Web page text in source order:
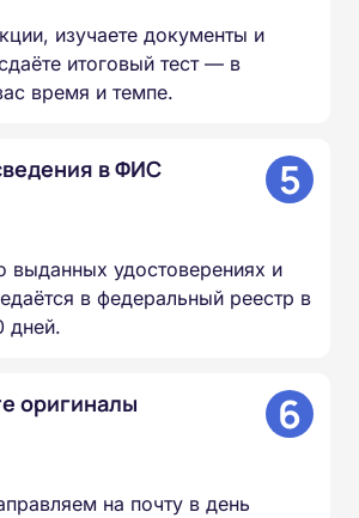
изучаете документы и
итоговый тест — в
время и темпе.
в ФИС
5
выданных удостоверениях и
в федеральный реестр в
дней.
оригиналы
6
на почту в день